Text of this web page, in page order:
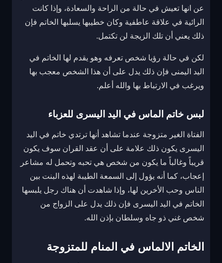
عن انها تعيش في حالة من الراحة والسعادة، وإذا كانت
الرائية في علاقة عاطفية وكان خطيبها يسلبها الخاتم فإن
ذلك يعني أن تلك الزيجة لن تكتمل.
لكن في حالة رؤيا شخص تعرفه وهو يقدم لها الخاتم في
اليد اليمنى فإن ذلك يدل على أن هذا الشخص معجب بها
ويرغب في الارتباط بها والله أعلم.
لبس خاتم الماس في اليد اليسرى للعزباء
الفتاة الغير متزوجة عندما تشاهد أنها ترتدي خاتم في اليد
اليسرى يكون ذلك علامة على أن عقد القران سوف يكون
قريباً وغالباً ما يكون من شخص هي تحبه وتحمل له مشاعر
إعجاب، كما أنه يؤول إلى السمعة الطيبة لهذه البنت بين
الناس وحب الأخرين لها، وإذا شاهدت أن هناك رجل يلبسها
الخاتم في اليد اليسرى فإن ذلك يدل على الزواج من
شخص غني ذو جاه وسلطان بإذن الله.
الخاتم الالماس في المنام للمتزوجة